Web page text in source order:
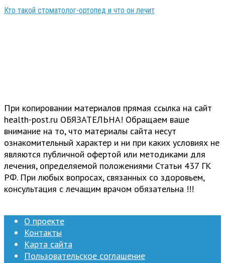
Кто такой стоматолог-ортопед и что он лечит
При копировании материалов прямая ссылка на сайт
health-post.ru ОБЯЗАТЕЛЬНА! Обращаем ваше
внимание на то, что материалы сайта несут
ознакомительный характер и ни при каких условиях не
являются публичной офертой или методиками для
лечения, определяемой положениями Статьи 437 ГК
РФ. При любых вопросах, связанных со здоровьем,
консультация с лечащим врачом обязательна !!!
О проекте
Контакты
Карта сайта
Пользовательское соглашение